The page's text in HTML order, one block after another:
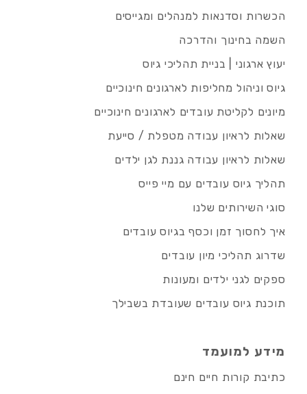
הכשרות וסדנאות למנהלים ומגייסים
השמה בחינוך והדרכה
יעוץ ארגוני | בניית תהליכי גיוס
גיוס וניהול מחליפות לארגונים חינוכיים
מיונים לקליטת עובדים לארגונים חינוכיים
שאלות לראיון עבודה מטפלת / סייעת
שאלות לראיון עבודה גננת לגן ילדים
תהליך גיוס עובדים עם מיי פייס
סוגי השירותים שלנו
איך לחסוך זמן וכסף בגיוס עובדים
שדרוג תהליכי מיון עובדים
ספקים לגני ילדים ומעונות
תוכנת גיוס עובדים שעובדת בשבילך
מידע למועמד
כתיבת קורות חיים חינם